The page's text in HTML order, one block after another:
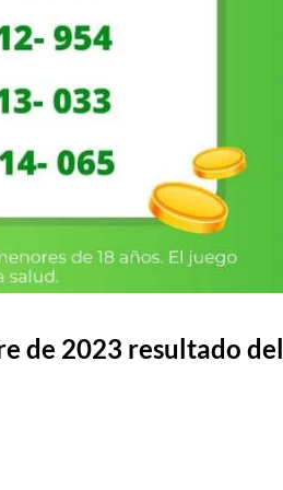
de 2023 resultado del